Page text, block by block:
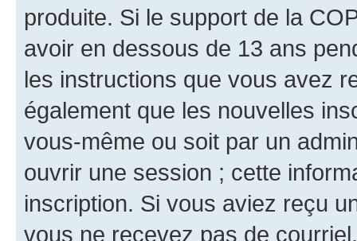
produite. Si le support de la
avoir en dessous de 13 ans
les instructions que vous avez
également que les nouvelles
vous-même ou soit par un
ouvrir une session ; cette
inscription. Si vous aviez reçu
vous ne recevez pas de